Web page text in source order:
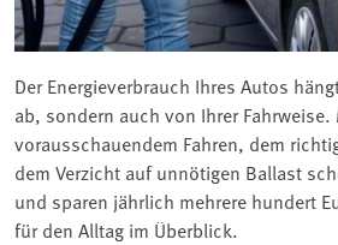
Der Energieverbrauch Ihres Autos
ab, sondern auch von Ihrer Fahrweise.
vorausschauendem Fahren, dem
dem Verzicht auf unnötigen Ballast
und sparen jährlich mehrere hundert
für den Alltag im Überblick.